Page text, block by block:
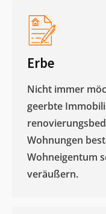
Erbe
Nicht immer
geerbte
Wohnungen
Wohneigentum
veräußern. ​